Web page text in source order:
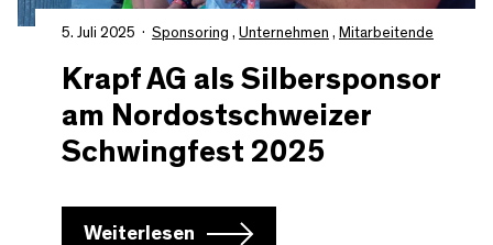
5. Juli 2025 Sponsoring , Unternehmen , Mitarbeitende
Krapf AG als Silbersponsor
am Nordostschweizer
Schwingfest 2025
Weiterlesen